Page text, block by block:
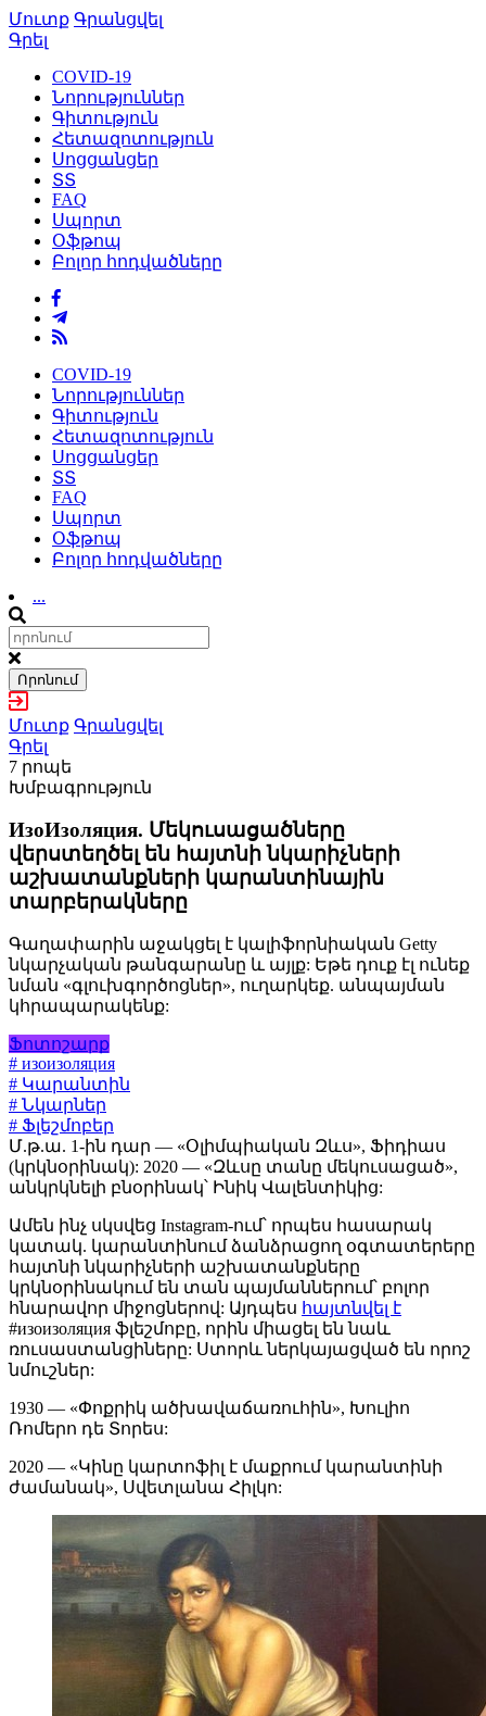
Մուտք Գրանցվել
Գրել
COVID-19
Նորություններ
Գիտություն
Հետազոտություն
Սոցցանցեր
ՏՏ
FAQ
Սպորտ
Օֆթոպ
Բոլոր հոդվածները
COVID-19
Նորություններ
Գիտություն
Հետազոտություն
Սոցցանցեր
ՏՏ
FAQ
Սպորտ
Օֆթոպ
Բոլոր հոդվածները
...
Որոնում
Մուտք Գրանցվել
Գրել
7 րոպե
Խմբագրություն
ИзоИзоляция. Մեկուսացածները
վերստեղծել են հայտնի նկարիչների
աշխատանքների կարանտինային
տարբերակները
Գաղափարին աջակցել է կալիֆորնիական Getty
նկարչական թանգարանը և այլք: Եթե դուք էլ ունեք
նման «գլուխգործոցներ», ուղարկեք. անպայման
կհրապարակենք:
Ֆոտոշարք
# изоизоляция
# Կարանտին
# Նկարներ
# Ֆլեշմոբեր
Մ.թ.ա. 1-ին դար — «Օլիմպիական Զևս», Ֆիդիաս
(կրկնօրինակ): 2020 — «Զևսը տանը մեկուսացած»,
անկրկնելի բնօրինակ՝ Ինիկ Վալենտիկից:
Ամեն ինչ սկսվեց Instagram-ում՝ որպես հասարակ
կատակ. կարանտինում ձանձրացող օգտատերերը
հայտնի նկարիչների աշխատանքները
կրկնօրինակում են տան պայմաններում՝ բոլոր
հնարավոր միջոցներով: Այդպես հայտնվել է
#изоизоляция ֆլեշմոբը, որին միացել են նաև
ռուսաստանցիները: Ստորև ներկայացված են որոշ
նմուշներ:
1930 — «Փոքրիկ ածխավաճառուհին», Խուլիո
Ռոմերո դե Տորես:
2020 — «Կինը կարտոֆիլ է մաքրում կարանտինի
ժամանակ», Սվետլանա Հիլկո: